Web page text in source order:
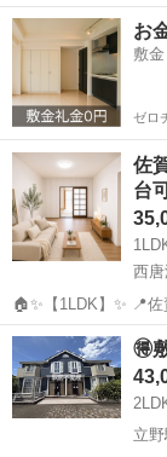
立地です。フリーレ
礼金・更新料・鍵交
預かりする場合がご
佐賀 伊万里市
お
敷
ゼロ
佐
台
西
🏠✨【1LDK】✨ 📍佐賀県唐津市八幡町734-367 Googleマップ：
https://
佐賀 唐津市
🉐
立野